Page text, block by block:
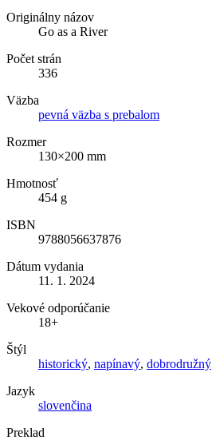
Originálny názov
Go as a River
Počet strán
336
Väzba
pevná väzba s prebalom
Rozmer
130×200 mm
Hmotnosť
454 g
ISBN
9788056637876
Dátum vydania
11. 1. 2024
Vekové odporúčanie
18+
Štýl
historický, napínavý, dobrodružný
Jazyk
slovenčina
Preklad